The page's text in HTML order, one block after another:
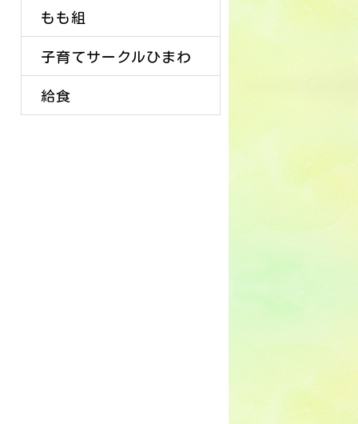
もも組
子育てサークルひまわ
り
給食